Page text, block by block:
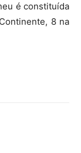
é constituída
8 na